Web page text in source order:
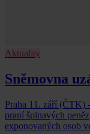
Aktuality
Sněmovna
Praha 11. září (ČTK)
praní špinavých
exponovaných osob